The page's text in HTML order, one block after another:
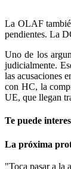
La OLAF
pendientes. La
Uno de los
judicialmente.
las acusaciones
con HC, la
UE, que llegan
Te puede
La próxima
"Toca pasar a la